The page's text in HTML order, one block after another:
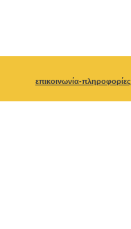
επικοινωνία-πληροφορίες